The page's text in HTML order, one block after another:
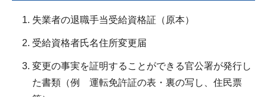
失業者の退職手当受給資格証（原本）
受給資格者氏名住所変更届
変更の事実を証明することができる官公署が発行し
た書類（例 運転免許証の表・裏の写し、住民票